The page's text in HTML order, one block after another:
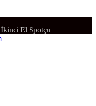
İkinci El Spotçu